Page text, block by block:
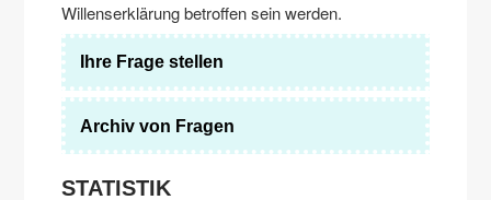
Willenserklärung betroffen sein werden.
Ihre Frage stellen
Archiv von Fragen
STATISTIK